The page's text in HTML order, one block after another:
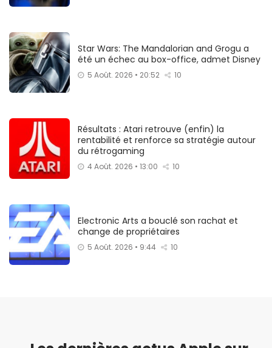
Star Wars: The Mandalorian and Grogu a
été un échec au box-office, admet Disney
5 Août. 2026 • 20:52 10
Résultats : Atari retrouve (enfin) la
rentabilité et renforce sa stratégie autour
du rétrogaming
4 Août. 2026 • 13:00 10
Electronic Arts a bouclé son rachat et
change de propriétaires
5 Août. 2026 • 9:44 10